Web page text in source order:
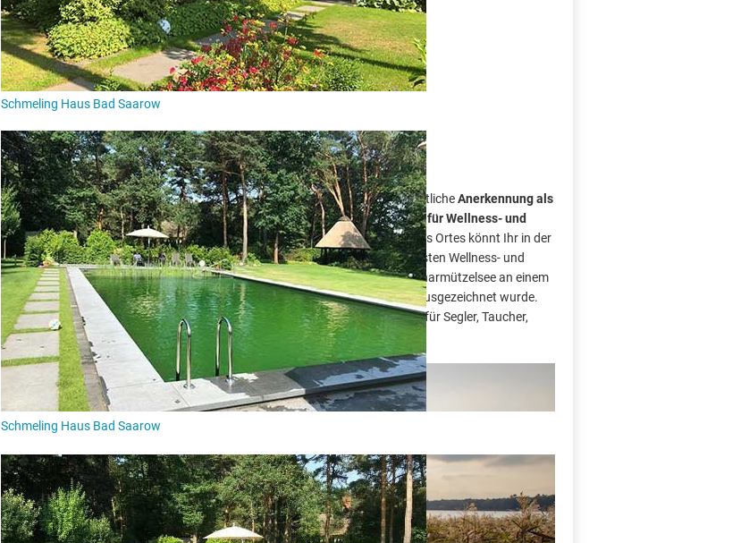
Schmeling Haus Bad Saarow
Schmeling Haus Bad Saarow
Ein Eldorado für Wellness- und Gesundheitsliebhaber
Als erster Kurort in Brandenburg hat Bad Saarow 1998 eine unbefristete staatlicheAnerkennung als
Thermalsole- und Moorheilbaderhalten und sich zu einem wahrenEldorado für Wellness- und
Gesundheitsliebhaberentwickelt. Die beiden Bodenschätze und Heilmittel des Ortes könnt Ihr in der
bekannten SaarowTherme hautnah erleben. Die Therme ist eines der modernsten Wellness- und
Gesundheitsbäder in Europa. Darüber hinaus liegt der elegante Kurort am Scharmützelsee an einem
wunderschönen Binnenrevier, das mehrfach als „Lieblingssee Deutschland“ ausgezeichnet wurde.
Auch Sportbegeisterte kommen auf ihre Kosten: Bad Saarow ist ein Paradies für Segler, Taucher,
Wanderer, Golfer und Reitsportler.